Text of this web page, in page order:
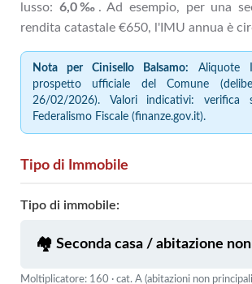
lusso: 6,0‰ . Ad esempio, per una
rendita catastale €650, l'IMU annua è
Nota per Cinisello Balsamo: Aliquote
prospetto ufficiale del Comune
26/02/2026). Valori indicativi: verifica
Federalismo Fiscale (finanze.gov.it).
Tipo di Immobile
Tipo di immobile:
Moltiplicatore: 160 · cat. A (abitazioni non